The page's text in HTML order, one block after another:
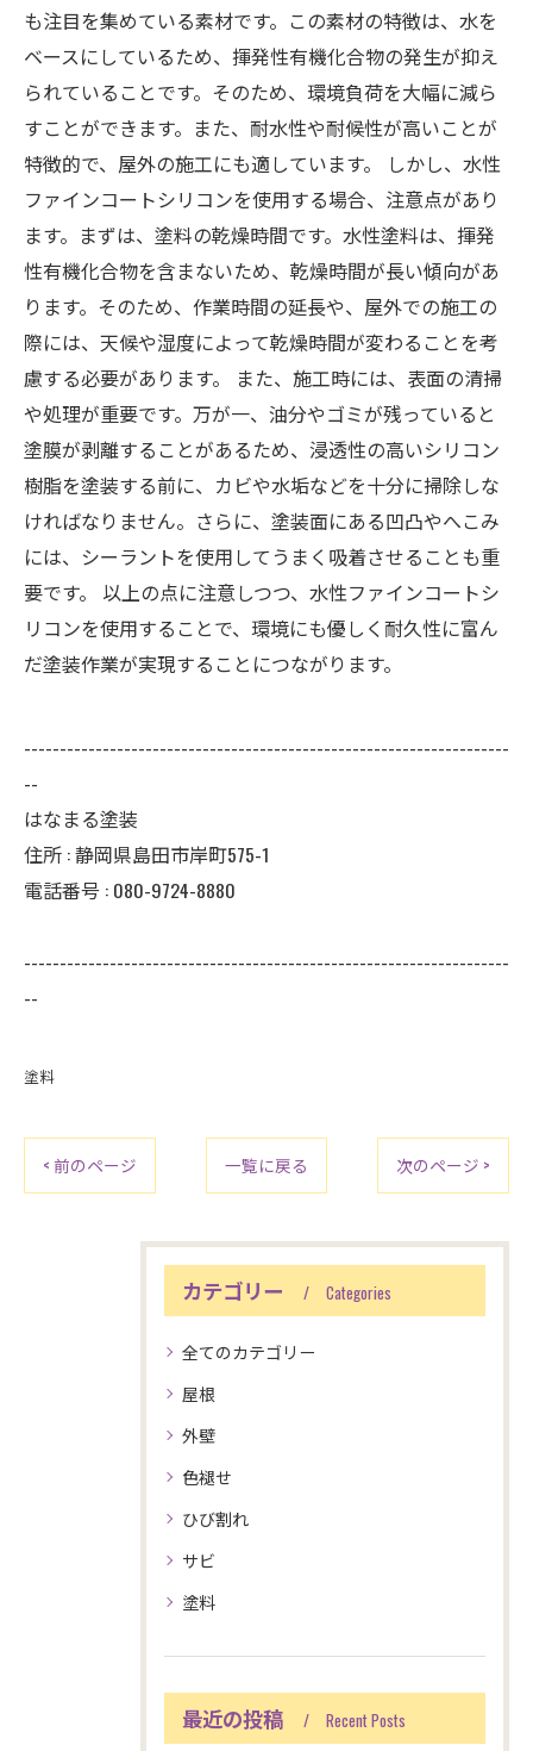
も注目を集めている素材です。この素材の特徴は、水を
ベースにしているため、揮発性有機化合物の発生が抑え
られていることです。そのため、環境負荷を大幅に減ら
すことができます。また、耐水性や耐候性が高いことが
特徴的で、屋外の施工にも適しています。 しかし、水性
ファインコートシリコンを使用する場合、注意点があり
ます。まずは、塗料の乾燥時間です。水性塗料は、揮発
性有機化合物を含まないため、乾燥時間が長い傾向があ
ります。そのため、作業時間の延長や、屋外での施工の
際には、天候や湿度によって乾燥時間が変わることを考
慮する必要があります。 また、施工時には、表面の清掃
や処理が重要です。万が一、油分やゴミが残っていると
塗膜が剥離することがあるため、浸透性の高いシリコン
樹脂を塗装する前に、カビや水垢などを十分に掃除しな
ければなりません。さらに、塗装面にある凹凸やへこみ
には、シーラントを使用してうまく吸着させることも重
要です。 以上の点に注意しつつ、水性ファインコートシ
リコンを使用することで、環境にも優しく耐久性に富ん
だ塗装作業が実現することにつながります。
--------------------------------------------------------------------
--
はなまる塗装
住所 : 静岡県島田市岸町575-1
電話番号 : 080-9724-8880
--------------------------------------------------------------------
--
塗料
< 前のページ 一覧に戻る 次のページ >
カテゴリー Categories
全てのカテゴリー
屋根
外壁
色褪せ
ひび割れ
サビ
塗料
最近の投稿 Recent Posts